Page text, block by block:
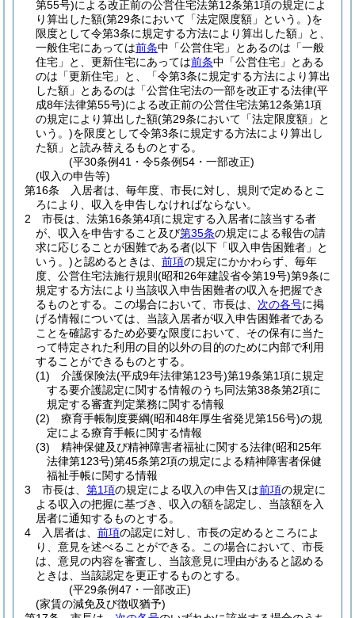
第55号)による改正前の公営住宅法第12条第1項の規定によ
り算出した額(第29条において「法定限度額」という。)を
限度として令第3条に規定する方法により算出した額」と、
一般住宅にあっては前条中「公営住宅」とあるのは「一般
住宅」と、更新住宅にあっては前条中「公営住宅」とある
のは「更新住宅」と、「令第3条に規定する方法により算出
した額」とあるのは「公営住宅法の一部を改正する法律(平
成8年法律第55号)による改正前の公営住宅法第12条第1項
の規定により算出した額(第29条において「法定限度額」と
いう。)を限度として令第3条に規定する方法により算出し
た額」と読み替えるものとする。
(平30条例41・令5条例54・一部改正)
(収入の申告等)
第16条
入居者は、毎年度、市長に対し、規則で定めるとこ
ろにより、収入を申告しなければならない。
2
市長は、法第16条第4項に規定する入居者に該当する者
が、収入を申告すること及び第35条の規定による報告の請
求に応じることが困難である者(以下「収入申告困難者」と
いう。)と認めるときは、 前項の規定にかかわらず、毎年
度、公営住宅法施行規則 (昭和26年建設省令第19号)第9条に
規定する方法により当該収入申告困難者の収入を把握でき
るものとする。
この場合において、市長は、 次の各号に掲
げる情報については、当該入居者が収入申告困難者である
ことを確認するため必要な限度において、その保有に当た
って特定された利用の目的以外の目的のために内部で利用
することができるものとする。
(1)
介護保険法(平成9年法律第123号)第19条第1項に規定
する要介護認定に関する情報のうち同法第38条第2項に
規定する審査判定業務に関する情報
(2)
療育手帳制度要綱(昭和48年厚生省発児第156号)の規
定による療育手帳に関する情報
(3)
精神保健及び精神障害者福祉に関する法律(昭和25年
法律第123号)第45条第2項の規定による精神障害者保健
福祉手帳に関する情報
3
市長は、 第1項の規定による収入の申告又は前項の規定に
よる収入の把握に基づき、収入の額を認定し、当該額を入
居者に通知するものとする。
4
入居者は、 前項の認定に対し、市長の定めるところによ
り、意見を述べることができる。
この場合において、市長
は、意見の内容を審査し、当該意見に理由があると認める
ときは、当該認定を更正するものとする。
(平29条例47・一部改正)
(家賃の減免及び徴収猶予)